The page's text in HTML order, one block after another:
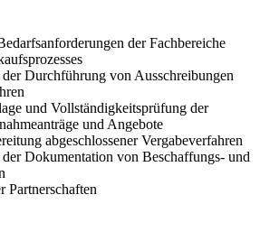
der Fachbereiche
Durchführung von Ausschreibungen
und Vollständigkeitsprüfung der
und Angebote
abgeschlossener Vergabeverfahren
Dokumentation von Beschaffungs- und
Partnerschaften